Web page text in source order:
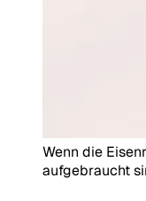
Wenn die
aufgebraucht